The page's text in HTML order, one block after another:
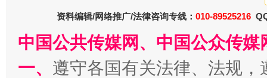
资料编辑/网络推广/法律咨询专线： 010-89525216
中国公共传媒网、中国公众传
一、 遵守各国有关法律、法规